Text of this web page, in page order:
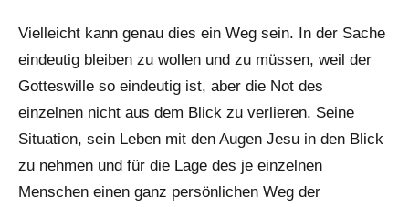
Vielleicht kann genau dies ein Weg sein. In der Sache
eindeutig bleiben zu wollen und zu müssen, weil der
Gotteswille so eindeutig ist, aber die Not des
einzelnen nicht aus dem Blick zu verlieren. Seine
Situation, sein Leben mit den Augen Jesu in den Blick
zu nehmen und für die Lage des je einzelnen
Menschen einen ganz persönlichen Weg der